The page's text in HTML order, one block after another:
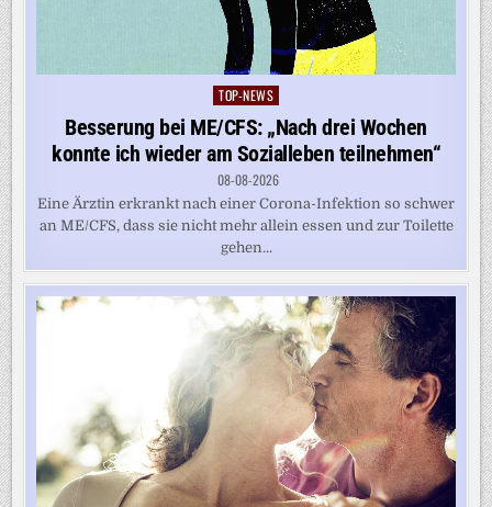
Posted
in
TOP-NEWS
Besserung bei ME/CFS: „Nach drei Wochen
konnte ich wieder am Sozialleben teilnehmen“
08-08-2026
Eine Ärztin erkrankt nach einer Corona-Infektion so schwer
an ME/CFS, dass sie nicht mehr allein essen und zur Toilette
gehen...